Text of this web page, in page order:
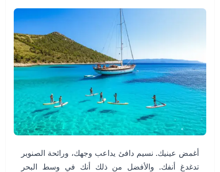
أغمض عينيك. نسيم دافئ يداعب وجهك، ورائحة الصنوبر
تدغدغ أنفك. والأفضل من ذلك أنك في وسط البحر